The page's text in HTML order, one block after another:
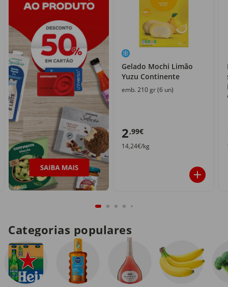
Gelado Mochi Limão
Yuzu Continente
emb. 210 gr (6 un)
2,99€
14,24€/kg
Categorias populares